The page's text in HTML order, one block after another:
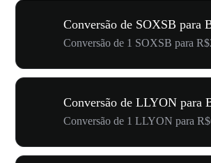
Conversão de SOXSB para
Conversão de 1 SOXSB para
Conversão de LLYON para
Conversão de 1 LLYON para